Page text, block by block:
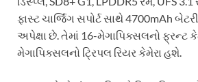
ફાસ્ટ ચાર્જિંગ સપોર્ટ સાથે 4700mAh
અપેક્ષા છે. તેમાં 16-મેગાપિક્સલનો ફ્રન્ટ
મેગાપિક્સલનો ટ્રિપલ રિયર કેમેરા હશે.